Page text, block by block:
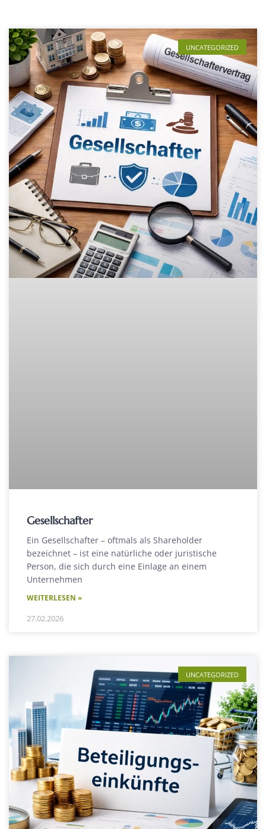
UNCATEGORIZED
Gesellschafter
Ein Gesellschafter – oftmals als Shareholder
bezeichnet – ist eine natürliche oder juristische
Person, die sich durch eine Einlage an einem
Unternehmen
WEITERLESEN »
27.02.2026
UNCATEGORIZED